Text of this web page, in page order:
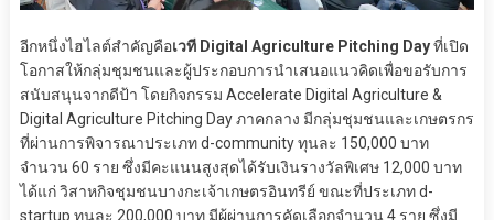
อีกหนึ่งไฮไลต์สำคัญคือเวที Digital Agriculture Pitching Dayที่เปิด
โอกาสให้กลุ่มชุมชนและผู้ประกอบการนำเสนอแนวคิดเพื่อขอรับการ
สนับสนุนจากดีป้า โดยกิจกรรม Accelerate Digital Agriculture &
Digital Agriculture Pitching Day ภาคกลาง มีกลุ่มชุมชนและเกษตรกร
ที่ผ่านการพิจารณาประเภท d-community ทุนละ 150,000 บาท
จำนวน 60 ราย ซึ่งมีคะแนนสูงสุดได้รับเงินรางวัลพิเศษ 12,000 บาท
ได้แก่ วิสาหกิจชุมชนบางกะเจ้าเกษตรอินทรีย์ ขณะที่ประเภท d-
startup ทุนละ 200,000 บาท มีผู้ผ่านการคัดเลือกจำนวน 4 ราย ซึ่งมี